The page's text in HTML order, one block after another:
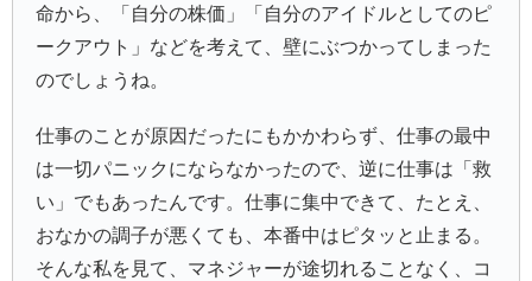
命から、「自分の株価」「自分のアイドルとしてのピ
ークアウト」などを考えて、壁にぶつかってしまった
のでしょうね。
仕事のことが原因だったにもかかわらず、仕事の最中
は一切パニックにならなかったので、逆に仕事は「救
い」でもあったんです。仕事に集中できて、たとえ、
おなかの調子が悪くても、本番中はピタッと止まる。
そんな私を見て、マネジャーが途切れることなく、コ